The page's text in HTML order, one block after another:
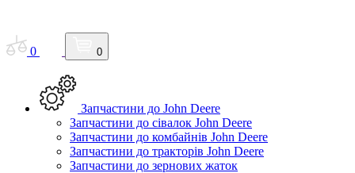
0 0
Запчастини до John Deere
Запчастини до сівалок John Deere
Запчастини до комбайнів John Deere
Запчастини до тракторів John Deere
Запчастини до зернових жаток